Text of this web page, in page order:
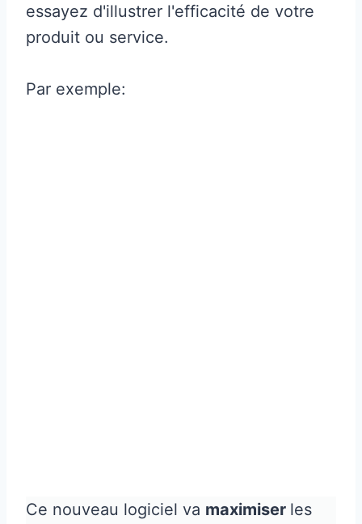
essayez d'illustrer l'efficacité de votre
produit ou service.
Par exemple:
Ce nouveau logiciel va maximiser les